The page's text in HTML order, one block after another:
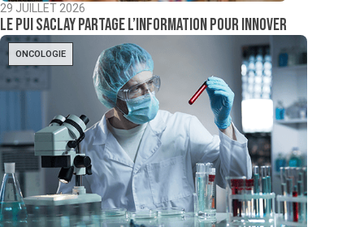
29 JUILLET 2026
Le PUI Saclay partage l’information pour innover
ONCOLOGIE